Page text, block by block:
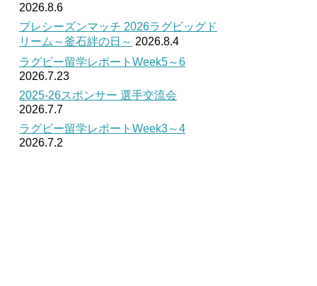
2026.8.6
プレシーズンマッチ 2026ラグビッグド
リーム～釜石絆の日～ 2026.8.4
ラグビー留学レポートWeek5～6
2026.7.23
2025-26スポンサー 選手交流会
2026.7.7
ラグビー留学レポートWeek3～4
2026.7.2